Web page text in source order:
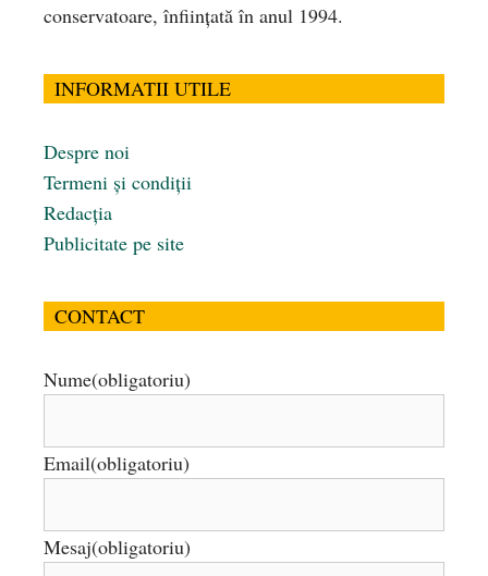
conservatoare, înfiinţată în anul 1994.
INFORMATII UTILE
Despre noi
Termeni și condiții
Redacția
Publicitate pe site
CONTACT
Nume(obligatoriu)
Email(obligatoriu)
Mesaj(obligatoriu)